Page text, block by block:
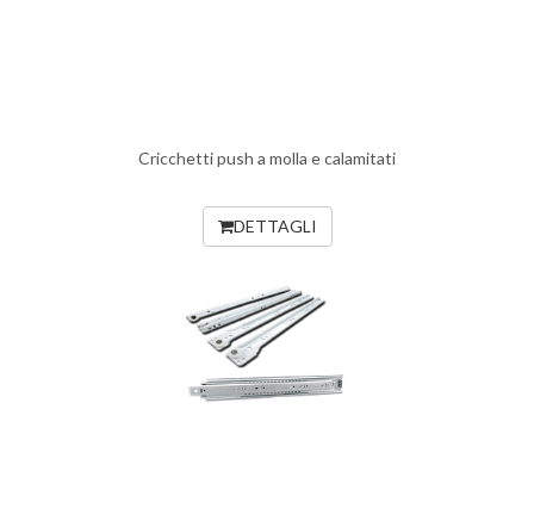
Cricchetti push a molla e calamitati
DETTAGLI